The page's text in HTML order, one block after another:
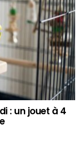
: un jouet à 4